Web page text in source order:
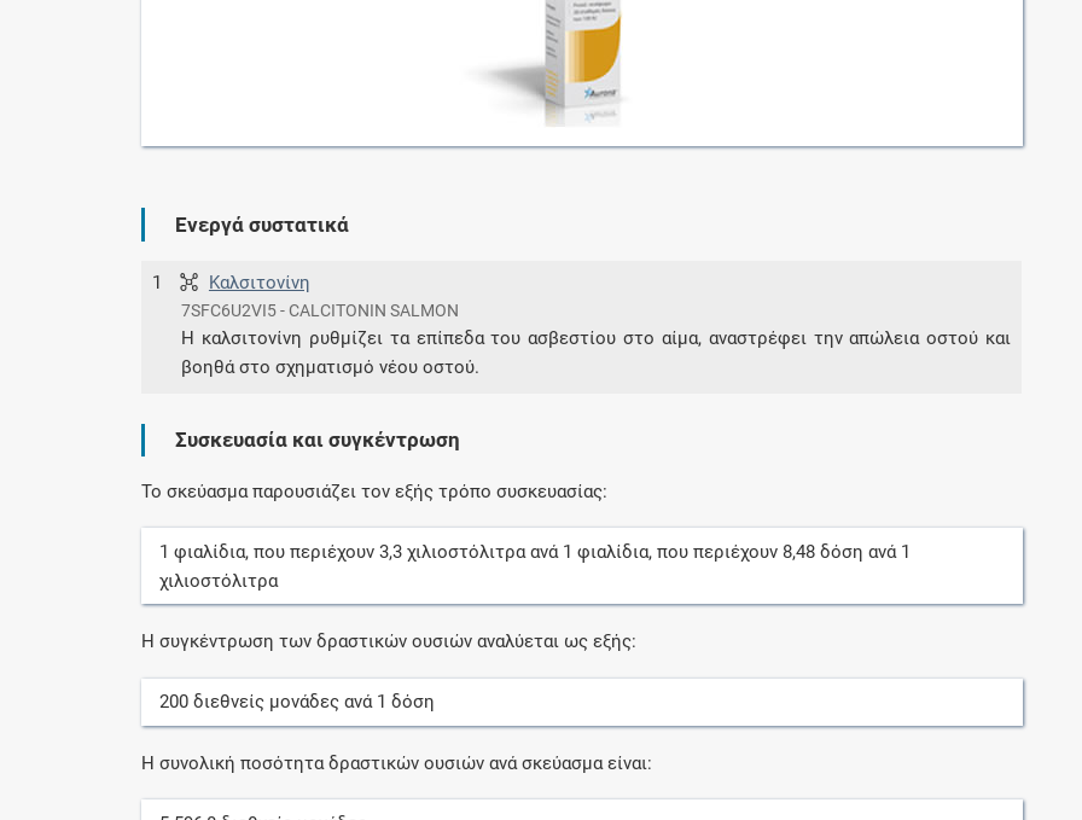
Ενεργά συστατικά
1 Καλσιτονίνη
7SFC6U2VI5 - CALCITONIN SALMON
Η καλσιτονίνη ρυθμίζει τα επίπεδα του ασβεστίου στο αίμα, αναστρέφει την απώλεια οστού και
βοηθά στο σχηματισμό νέου οστού.
Συσκευασία και συγκέντρωση
Το σκεύασμα παρουσιάζει τον εξής τρόπο συσκευασίας:
1 φιαλίδια, που περιέχουν3,3 χιλιοστόλιτραανά 1 φιαλίδια, που περιέχουν 8,48 δόση ανά 1
χιλιοστόλιτρα
Η συγκέντρωση των δραστικών ουσιών αναλύεται ως εξής:
200 διεθνείς μονάδες ανά 1 δόση
Η συνολική ποσότητα δραστικών ουσιών ανά σκεύασμα είναι: